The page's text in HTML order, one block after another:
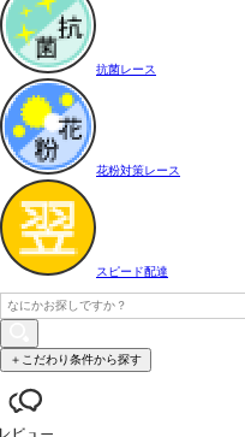
抗菌レース
花粉対策レース
スピード配達
＋こだわり条件から探す